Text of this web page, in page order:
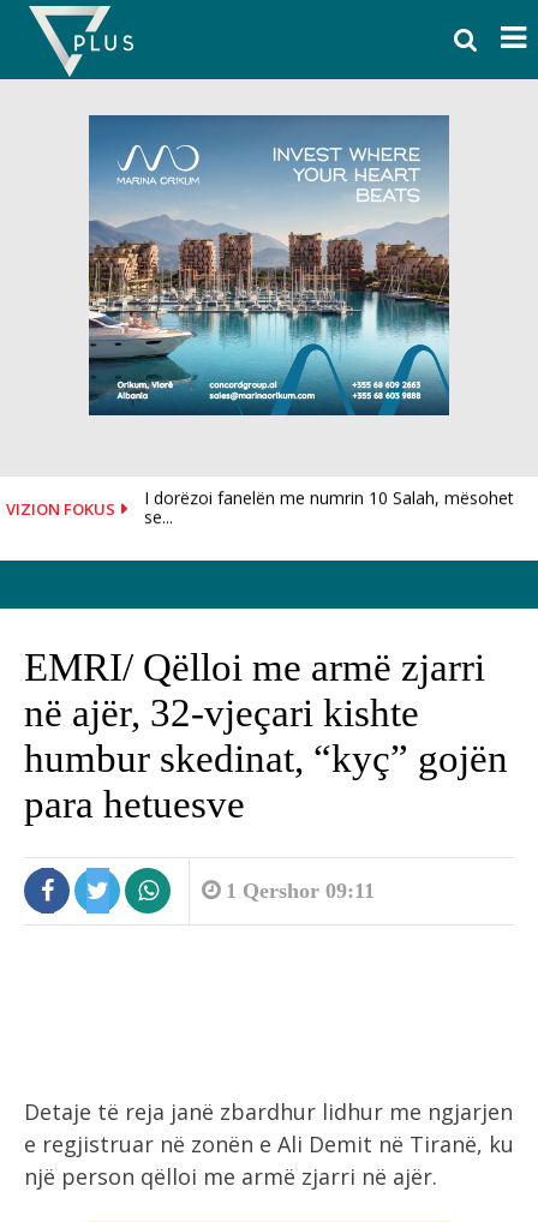
Skip
content
VIZION FOKUS
I dorëzoi fanelën me numrin 10 Salah, mësohet
se...
EMRI/ Qëlloi me armë zjarri
në ajër, 32-vjeçari kishte
humbur skedinat, “kyç” gojën
para hetuesve
1 Qershor 09:11
Detaje të reja janë zbardhur lidhur me ngjarjen
e regjistruar në zonën e Ali Demit në Tiranë, ku
një person qëlloi me armë zjarri në ajër.